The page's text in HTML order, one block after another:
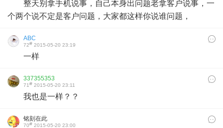
整天别拿手机说事，自己本身出问题老拿客户说事，一
个两个说不定是客户问题，大家都这样你说谁问题，
ABC
72# 2015-05-20 23:19
一样
337355353
71# 2015-05-20 23:11
我也是一样？？
铭刻在此
70# 2015-05-20 23:00